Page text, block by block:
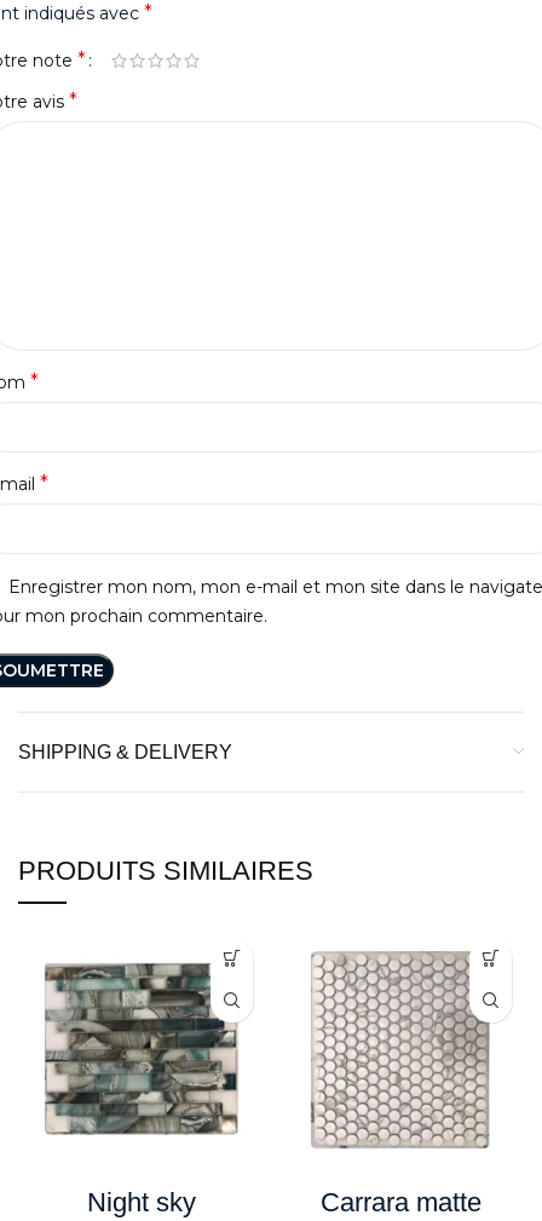
indiqués avec *
note *
avis *
*
*
Enregistrer mon nom, mon e-mail et mon site dans le
mon prochain commentaire.
SHIPPING & DELIVERY
PRODUITS SIMILAIRES
Night sky
Carrara matte